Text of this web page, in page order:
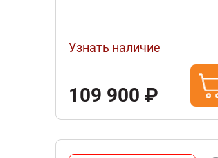
Узнать наличие
109 900 ₽